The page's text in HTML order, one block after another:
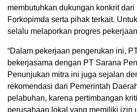
membutuhkan dukungan konkrit
Forkopimda serta pihak terkait.
selalu melaporkan progres
“Dalam pekerjaan pengerukan ini,
bekerjasama dengan PT Sarana
Penunjukan mitra ini juga sejalan
rekomendasi dari Pemerintah
pelabuhan, karena pertimbangan
perusahaan lokal yang memiliki izin